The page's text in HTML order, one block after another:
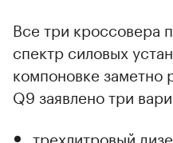
Все три кроссовера
спектр силовых
компоновке заметно
Q9 заявлено три
трехлитровый